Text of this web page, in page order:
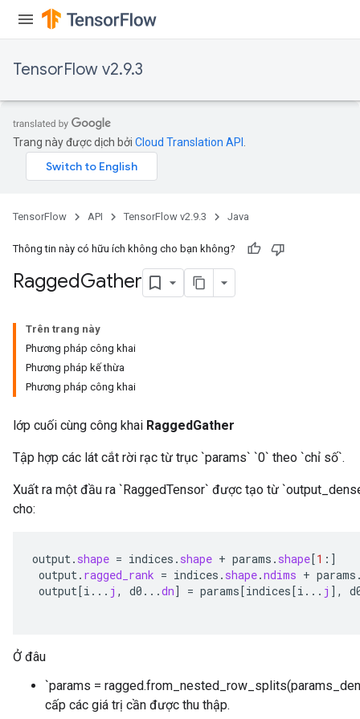
TensorFlow v2.9.3
Trang này được dịch bởi Cloud Translation API
TensorFlow API TensorFlow v2.9.3 Java
Thông tin này có hữu ích không cho bạn không?
RaggedGather
Trên trang này
Phương pháp công khai
Phương pháp kế thừa
Phương pháp công khai
lớp cuối cùng công khai RaggedGather
Tập hợp các lát cắt rời rạc từ trục `params` `0` theo `chỉ số`.
Xuất ra một đầu ra `RaggedTensor` được tạo từ
cho:
output. shape = indices . shape + params . shape[1 : ]
output. ragged_rank = indices . shape.ndims + params
output[i ... j , d0 ...dn] = params[indices[i ... j ] ,
Ở đâu
`params =
cấp các giá trị cần được thu thập.